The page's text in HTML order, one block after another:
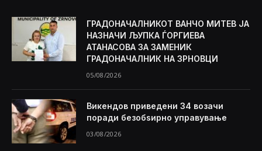
ГРАДОНАЧАЛНИКОТ ВАНЧО МИТЕВ ЈА
НАЗНАЧИ ЉУПКА ЃОРГИЕВА
АТАНАСОВА ЗА ЗАМЕНИК
ГРАДОНАЧАЛНИК НА ЗРНОВЦИ
05/08/2026
Викендов приведени 34 возачи
поради безобѕирно управување
03/08/2026